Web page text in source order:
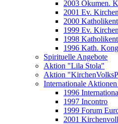
2003 Ökumen.
2001 Ev.
2000
1999 Ev.
1998
1996 Kath.
Spirituelle Angebote
Aktion "Lila Stola"
Aktion
Internationale
1996
1997 Incontro
1999 Forum
2001